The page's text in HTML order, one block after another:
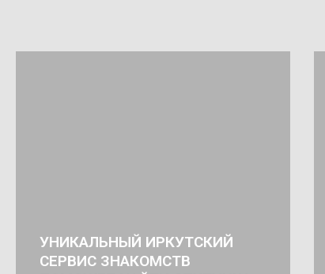
УНИКАЛЬНЫЙ ИРКУТСКИЙ
СЕРВИС ЗНАКОМСТВ